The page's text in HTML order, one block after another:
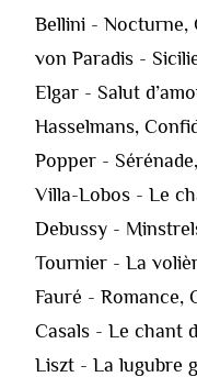
Bellini - Nocturne,
von Paradis -
Elgar - Salut
Hasselmans,
Popper -
Villa-Lobos - Le
Debussy -
Tournier - La
Fauré - Romance,
Casals - Le chant
Liszt - La lugubre